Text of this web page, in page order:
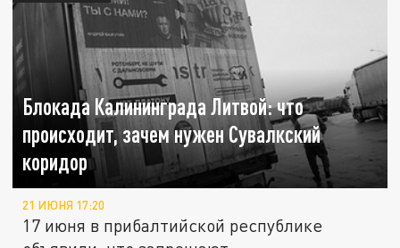
Блокада Калининграда Литвой: что
происходит, зачем нужен Сувалкский
коридор
21 ИЮНЯ 17:20
17 июня в прибалтийской республике